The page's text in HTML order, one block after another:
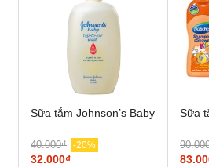
Sữa tắm Johnson’s Baby
40.000₫ -20%
32.000₫
Sữa